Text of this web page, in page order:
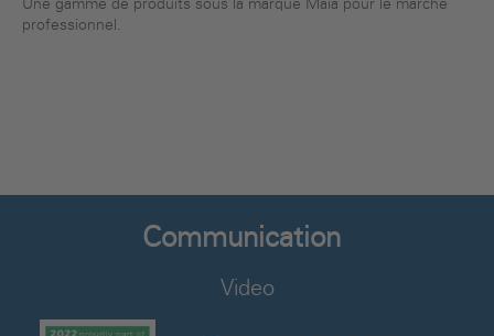
Une gamme de produits sous la marque Maia pour le marché
professionnel.
Communication
Video